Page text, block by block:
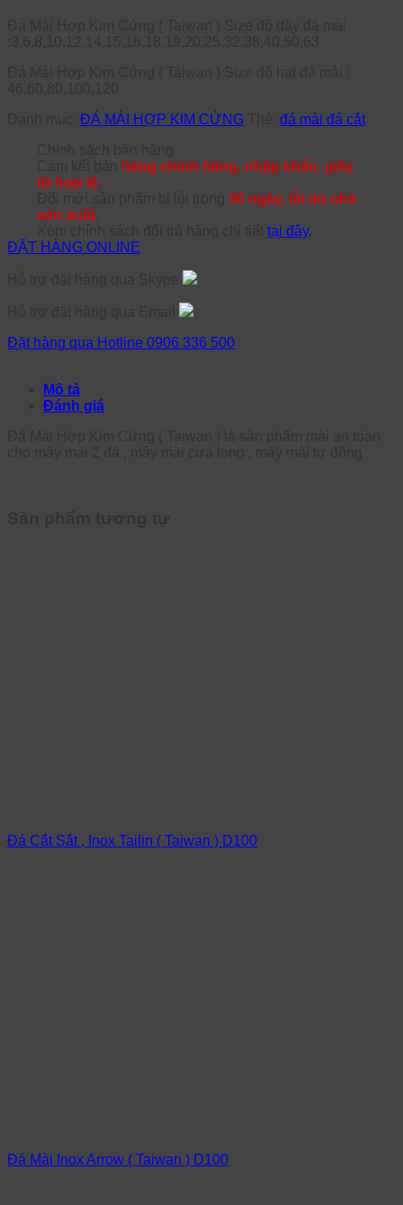
ĐÁ MÀI HỢP KIM CỨNG
đá mài đá cắt
hàng chính hãng, nhập khẩu, giấy
tờ hợp lệ
30 ngày, lỗi do nhà
sản xuất
tại đây.
ĐẶT HÀNG ONLINE
Đặt hàng qua Hotline 0906 336 500
Mô tả
Đánh giá
Đá Cắt Sắt , Inox Tailin ( Taiwan ) D100
Đá Mài Inox Arrow ( Taiwan ) D100